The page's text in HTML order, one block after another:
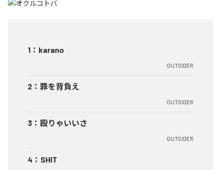
1 ： karano
OUTSIDER
2 ： 罪を背負え
OUTSIDER
3 ： 殴りゃいいさ
OUTSIDER
4 ： SHIT